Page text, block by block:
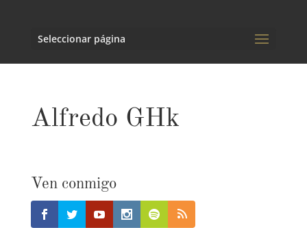
Seleccionar página
Alfredo GHk
Ven conmigo